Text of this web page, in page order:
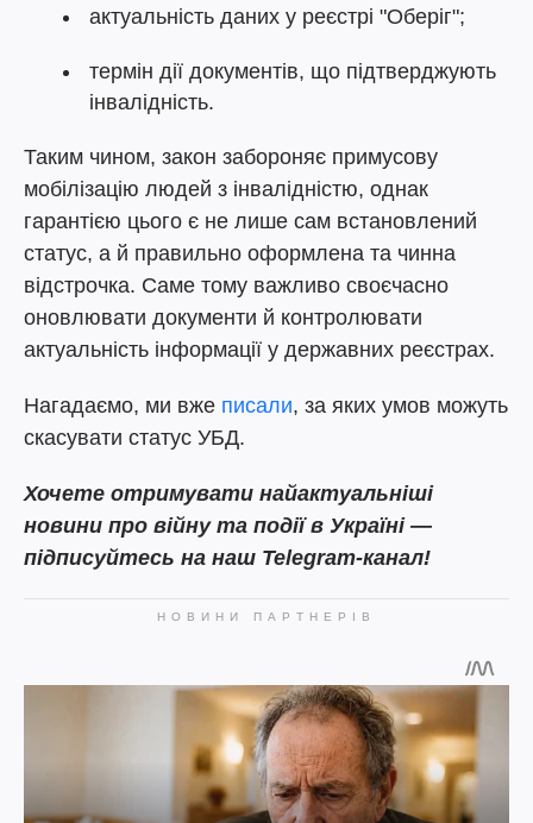
актуальність даних у реєстрі "Оберіг";
термін дії документів, що підтверджують
інвалідність.
Таким чином, закон забороняє примусову
мобілізацію людей з інвалідністю, однак
гарантією цього є не лише сам встановлений
статус, а й правильно оформлена та чинна
відстрочка. Саме тому важливо своєчасно
оновлювати документи й контролювати
актуальність інформації у державних реєстрах.
Нагадаємо, ми вже писали, за яких умов можуть
скасувати статус УБД.
Хочете отримувати найактуальніші
новини про війну та події в Україні —
підписуйтесь на наш Telegram-канал!